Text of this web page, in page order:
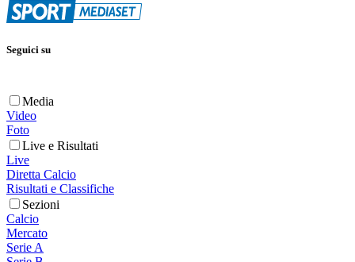
Seguici su
Media
Video
Foto
Live e Risultati
Live
Diretta Calcio
Risultati e Classifiche
Sezioni
Calcio
Mercato
Serie A